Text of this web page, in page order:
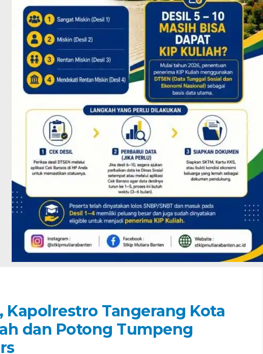
Kapolrestro Tangerang Kota
dan Potong Tumpeng